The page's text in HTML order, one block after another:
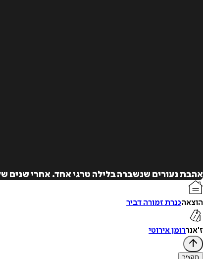
אהבת נעורים שנשברה בלילה טרגי אחד. אחרי שנים
הוצאהכנרת זמורה דביר
ז'אנררומן אירוטי
תקציר